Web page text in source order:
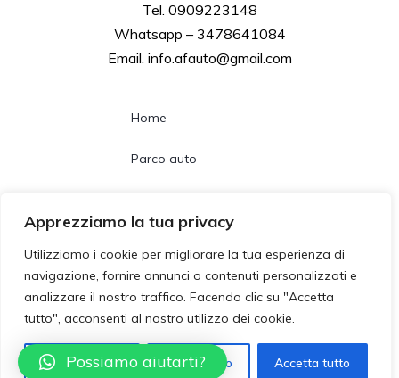
Apprezziamo la tua privacy
Utilizziamo i cookie per migliorare la tua esperienza di
navigazione, fornire annunci o contenuti personalizzati e
analizzare il nostro traffico. Facendo clic su "Accetta
tutto", acconsenti al nostro utilizzo dei cookie.
Personalizzza Rifiuta tutto Accetta tutto
Tel. 0909223148
Whatsapp – 3478641084
Email. info.afauto@gmail.com
Home
Parco auto
Contatti
Follow us
Possiamo aiutarti?